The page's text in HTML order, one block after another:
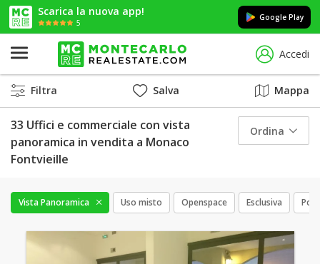
Scarica la nuova app!
5
Google Play
Accedi
Filtra Salva Mappa
33 Uffici e commerciale con vista
panoramica in vendita a Monaco
Fontvieille
Ordina
Vista Panoramica Uso misto Openspace Esclusiva